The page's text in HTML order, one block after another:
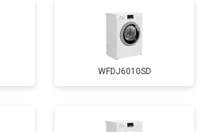
WFDJ6010SD